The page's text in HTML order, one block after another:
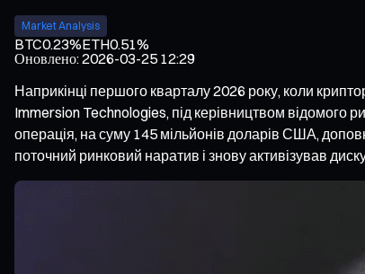
Market Analysis
BTC0.23%ETH0.51%
Оновлено:2026-03-25 12:29
Наприкінці першого кварталу 2026 року, коли
Immersion Technologies, під керівництвом відомого
операція, на суму 145 мільйонів доларів США,
поточний ринковий наратив і знову активізував